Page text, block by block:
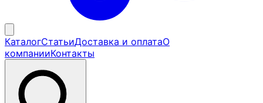
КаталогСтатьиДоставка и оплатаО
компанииКонтакты